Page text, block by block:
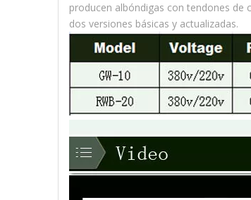
producen albóndigas con tendones de
dos versiones básicas y actualizadas.